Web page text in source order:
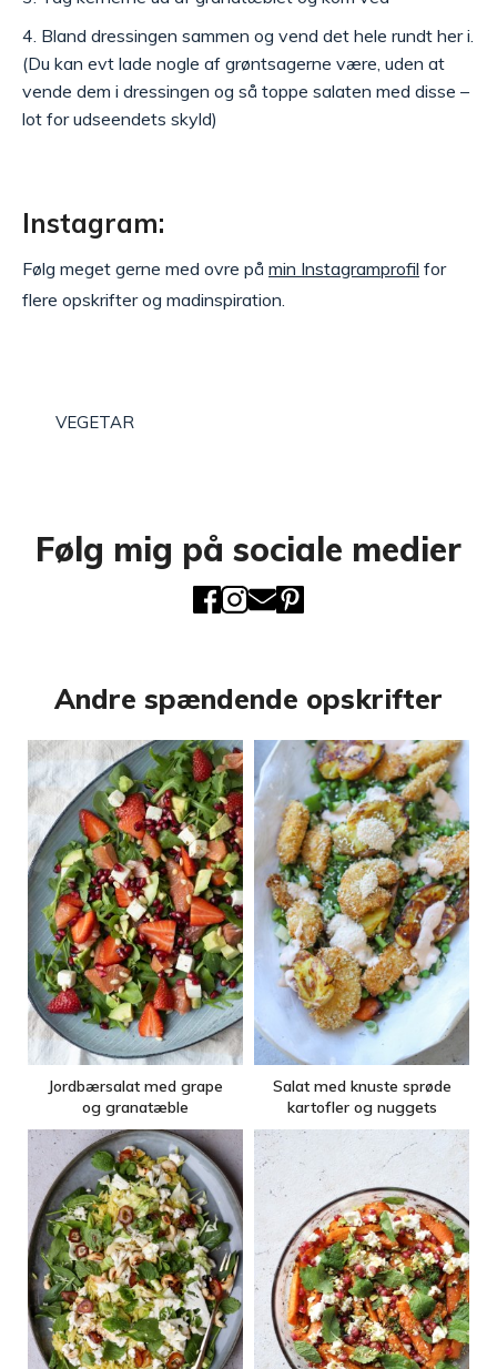
Bland dressingen sammen og vend det hele rundt her i.
(Du kan evt lade nogle af grøntsagerne være, uden at
vende dem i dressingen og så toppe salaten med disse –
lot for udseendets skyld)
Instagram:
Følg meget gerne med ovre på min Instagramprofil for
flere opskrifter og madinspiration.
VEGETAR
Følg mig på sociale medier
Andre spændende opskrifter
Jordbærsalat med grape
og granatæble
Salat med knuste sprøde
kartofler og nuggets